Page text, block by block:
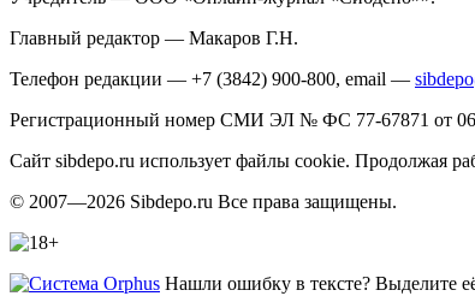
Главный редактор — Макаров Г.Н.
Телефон редакции — +7 (3842) 900-800, email —
Регистрационный номер СМИ ЭЛ № ФС 77-67871 от
Сайт sibdepo.ru использует файлы cookie. Продолжая
© 2007—2026 Sibdepo.ru Все права защищены.
Нашли ошибку в тексте? Выделите